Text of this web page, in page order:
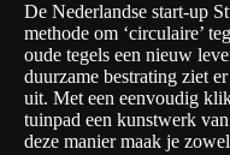
De Nederlandse start-up
methode om ‘circulaire’
oude tegels een nieuw
duurzame bestrating ziet
uit. Met een eenvoudig
tuinpad een kunstwerk
deze manier maak je